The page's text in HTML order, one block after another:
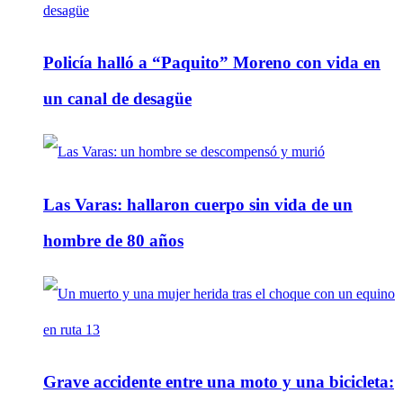
Policía halló a “Paquito” Moreno con vida en
un canal de desagüe
Las Varas: hallaron cuerpo sin vida de un
hombre de 80 años
Grave accidente entre una moto y una bicicleta: